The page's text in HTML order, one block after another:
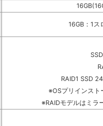
16GB：1
RAID1 SSD
※OSプリインスト
※RAIDモデルはミラ